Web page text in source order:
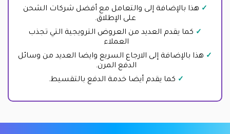
هذا بالإضافة إلى والتعامل مع أفضل شركات الشحن
على الإطلاق.
كما يقدم العديد من العروض الترويجية التي تجذب
العملاء
هذا بالإضافة إلى الارجاع السريع وايضا العديد من وسائل
الدفع المرن.
كما يقدم أيضا خدمة الدفع بالتقسيط.